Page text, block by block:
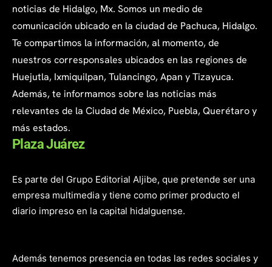
noticias de Hidalgo, Mx. Somos un medio de
comunicación ubicado en la ciudad de Pachuca, Hidalgo.
Te compartimos la información, al momento, de
nuestros corresponsales ubicados en las regiones de
Huejutla, Ixmiquilpan, Tulancingo, Apan y Tizayuca.
Además, te informamos sobre las noticias más
relevantes de la Ciudad de México, Puebla, Querétaro y
más estados.
Plaza Juárez
Es parte del Grupo Editorial Aljibe, que pretende ser una
empresa multimedia y tiene como primer producto el
diario impreso en la capital hidalguense.
Además tenemos presencia en todas las redes sociales y